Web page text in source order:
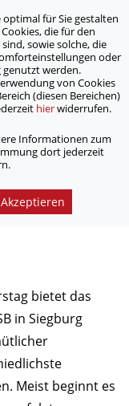
Senioren im
General­
bietet das
in Siegburg
Meist beginnt es
für Sie gestalten
die für den
sowie solche, die
oder
genutzt werden.
von Cookies
(diesen Bereichen)
hierwiderrufen.
Informationen zum
dort jederzeit
Akzeptieren